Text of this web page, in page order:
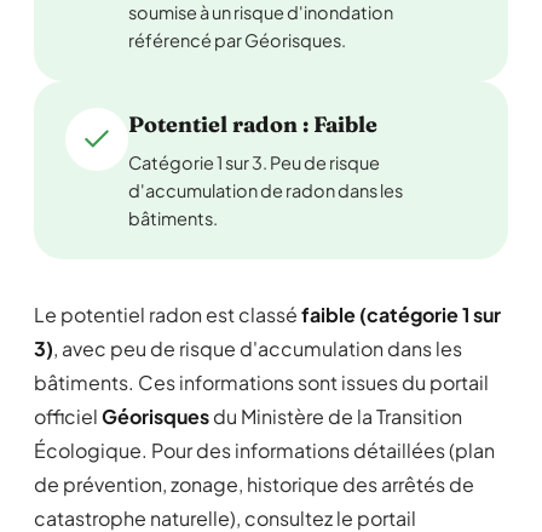
soumise à un risque d'inondation
référencé par Géorisques.
Potentiel radon : Faible
Catégorie 1 sur 3. Peu de risque
d'accumulation de radon dans les
bâtiments.
Le potentiel radon est classéfaible (catégorie 1 sur
3), avec peu de risque d'accumulation dans les
bâtiments. Ces informations sont issues du portail
officielGéorisquesdu Ministère de la Transition
Écologique. Pour des informations détaillées (plan
de prévention, zonage, historique des arrêtés de
catastrophe naturelle), consultez le portail